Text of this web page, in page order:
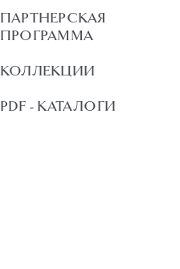
ПАРТНЕРСКАЯ
ПРОГРАММА
КОЛЛЕКЦИИ
PDF - КАТАЛОГИ